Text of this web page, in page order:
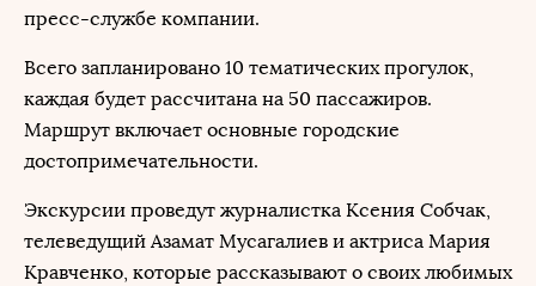
пресс-службе компании.
Всего запланировано 10 тематических прогулок,
каждая будет рассчитана на 50 пассажиров.
Маршрут включает основные городские
достопримечательности.
Экскурсии проведут журналистка Ксения Собчак,
телеведущий Азамат Мусагалиев и актриса Мария
Кравченко, которые рассказывают о своих любимых